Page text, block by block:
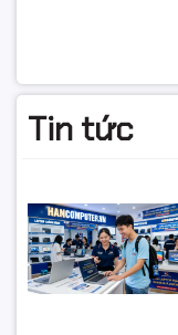
khác
nào?
Tính năng
BitLocker
Tin tức